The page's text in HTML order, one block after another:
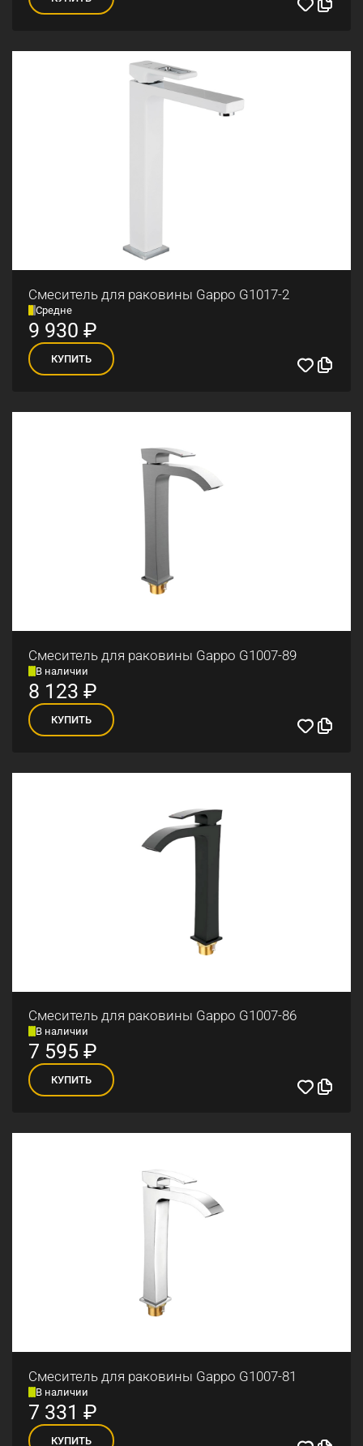
Смеситель для раковины Gappo G1017-2
Средне
9 930 ₽
КУПИТЬ
Смеситель для раковины Gappo G1007-89
В наличии
8 123 ₽
КУПИТЬ
Смеситель для раковины Gappo G1007-86
В наличии
7 595 ₽
КУПИТЬ
Смеситель для раковины Gappo G1007-81
В наличии
7 331 ₽
КУПИТЬ